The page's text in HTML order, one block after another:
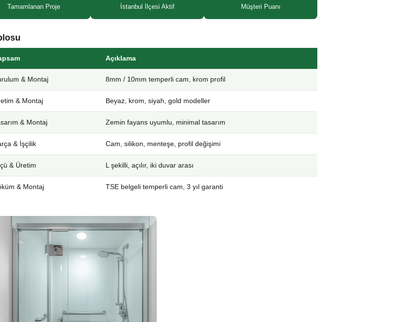
Tamamlanan Proje İstanbul İlçesi Aktif Müşteri Puanı
Açıklama
& Montaj 8mm / 10mm temperli cam, krom profil
& Montaj Beyaz, krom, siyah, gold modeller
& Montaj Zemin fayans uyumlu, minimal tasarım
& İşçilik Cam, silikon, menteşe, profil değişimi
& Üretim L şekilli, açılır, iki duvar arası
& Montaj TSE belgeli temperli cam, 3 yıl garanti